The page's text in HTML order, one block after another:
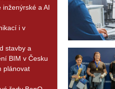
a AI
i v
stavby a
BIM v Česku
plánovat